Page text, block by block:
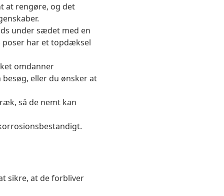
at rengøre, og det
under sædet med en
poser har et topdæksel
omdanner
eller du ønsker at
så de nemt kan
sikre, at de forbliver